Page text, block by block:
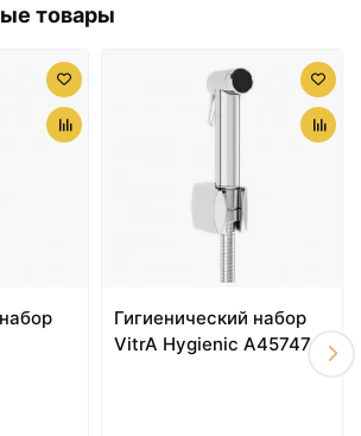
товары
Гигиенический набор
VitrA Hygienic A45747